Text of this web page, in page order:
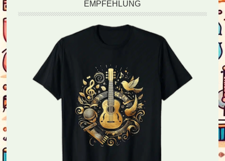
EMPFEHLUNG